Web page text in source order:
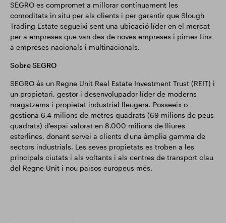
SEGRO es compromet a millorar contínuament les
comoditats in situ per als clients i per garantir que Slough
Trading Estate segueixi sent una ubicació líder en el mercat
per a empreses que van des de noves empreses i pimes fins
a empreses nacionals i multinacionals.
Sobre SEGRO
SEGRO és un Regne Unit Real Estate Investment Trust (REIT) i
un propietari, gestor i desenvolupador líder de moderns
magatzems i propietat industrial lleugera. Posseeix o
gestiona 6,4 milions de metres quadrats (69 milions de peus
quadrats) d'espai valorat en 8.000 milions de lliures
esterlines, donant servei a clients d'una àmplia gamma de
sectors industrials. Les seves propietats es troben a les
principals ciutats i als voltants i als centres de transport clau
del Regne Unit i nou països europeus més.